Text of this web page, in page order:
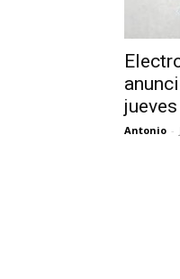
jueves
Antonio -